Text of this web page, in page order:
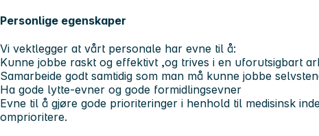
Personlige egenskaper
Vi vektlegger at vårt personale har evne til å:
Kunne jobbe raskt og effektivt ,og trives i en uforutsigbart
Samarbeide godt samtidig som man må kunne jobbe
Ha gode lytte-evner og gode formidlingsevner
Evne til å gjøre gode prioriteringer i henhold til medisinsk
omprioritere.